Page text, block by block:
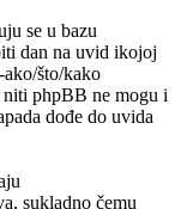
se u bazu
dan na uvid ikojoj
što/kako
phpBB ne mogu i
dođe do uvida
sukladno čemu